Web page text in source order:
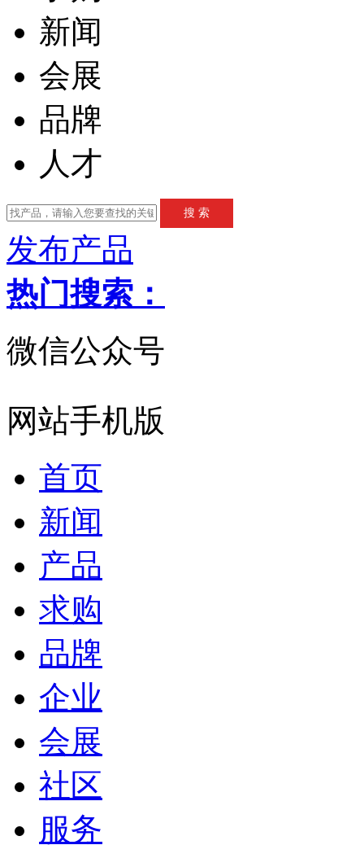
新闻
会展
品牌
人才
发布产品
热门搜索：
微信公众号
网站手机版
首页
新闻
产品
求购
品牌
企业
会展
社区
服务